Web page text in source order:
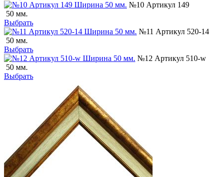
№10 Артикул 149
50 мм.
Выбрать
№11 Артикул 520-14
50 мм.
Выбрать
№12 Артикул 510-w
50 мм.
Выбрать